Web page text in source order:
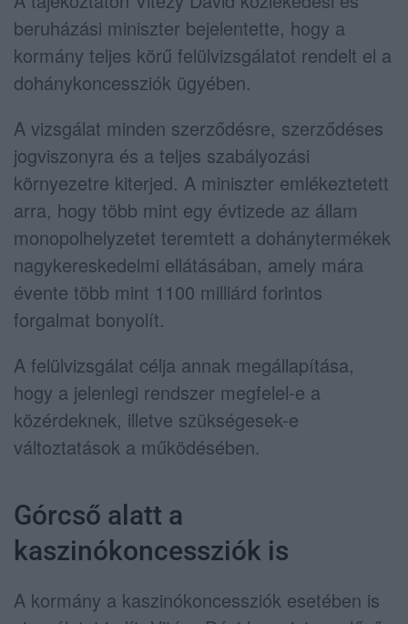
beruházási miniszter bejelentette, hogy a
kormány teljes körű felülvizsgálatot rendelt el a
dohánykoncessziók ügyében.
A vizsgálat minden szerződésre, szerződéses
jogviszonyra és a teljes szabályozási
környezetre kiterjed. A miniszter emlékeztetett
arra, hogy több mint egy évtizede az állam
monopolhelyzetet teremtett a dohánytermékek
nagykereskedelmi ellátásában, amely mára
évente több mint 1100 milliárd forintos
forgalmat bonyolít.
A felülvizsgálat célja annak megállapítása,
hogy a jelenlegi rendszer megfelel-e a
közérdeknek, illetve szükségesek-e
változtatások a működésében.
Górcső alatt a
kaszinókoncessziók is
A kormány a kaszinókoncessziók esetében is